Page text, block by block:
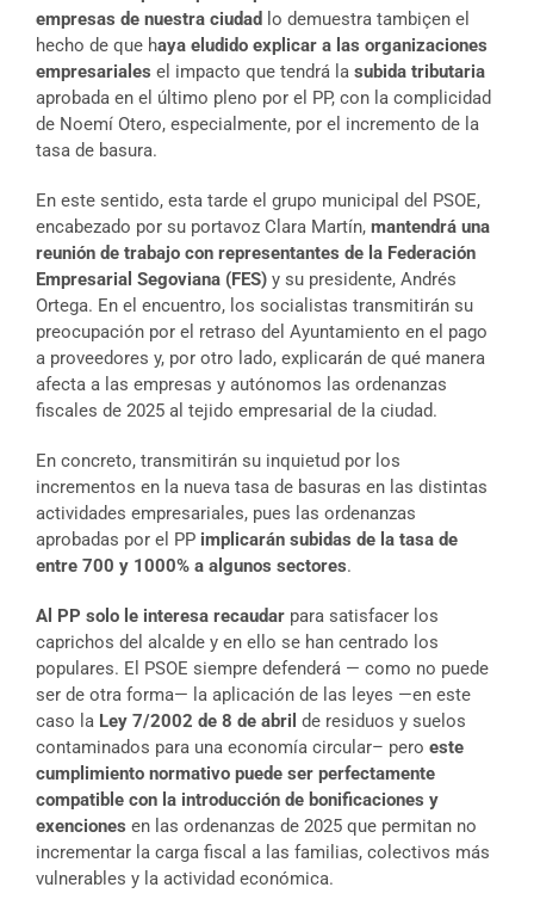
empresas de nuestra ciudad lo demuestra tambiçen el
hecho de que haya eludido explicar a las organizaciones
empresariales el impacto que tendrá la subida tributaria
aprobada en el último pleno por el PP, con la complicidad
de Noemí Otero, especialmente, por el incremento de la
tasa de basura.
En este sentido, esta tarde el grupo municipal del PSOE,
encabezado por su portavoz Clara Martín, mantendrá una
reunión de trabajo con representantes de la Federación
Empresarial Segoviana (FES) y su presidente, Andrés
Ortega. En el encuentro, los socialistas transmitirán su
preocupación por el retraso del Ayuntamiento en el pago
a proveedores y, por otro lado, explicarán de qué manera
afecta a las empresas y autónomos las ordenanzas
fiscales de 2025 al tejido empresarial de la ciudad.
En concreto, transmitirán su inquietud por los
incrementos en la nueva tasa de basuras en las distintas
actividades empresariales, pues las ordenanzas
aprobadas por el PP implicarán subidas de la tasa de
entre 700 y 1000% a algunos sectores.
Al PP solo le interesa recaudar para satisfacer los
caprichos del alcalde y en ello se han centrado los
populares. El PSOE siempre defenderá — como no puede
ser de otra forma— la aplicación de las leyes —en este
caso la Ley 7/2002 de 8 de abril de residuos y suelos
contaminados para una economía circular– pero este
cumplimiento normativo puede ser perfectamente
compatible con la introducción de bonificaciones y
exenciones en las ordenanzas de 2025 que permitan no
incrementar la carga fiscal a las familias, colectivos más
vulnerables y la actividad económica.